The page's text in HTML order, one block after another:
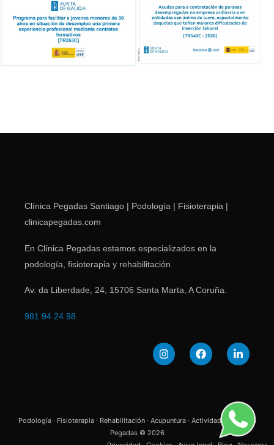
Clínica Pegadas Santiago | Podología | Fisioterapia |
clinicapegadas.com
En Clínica Pegadas estamos especializados en la
podología, fisioterapia y rehabilitación.
Av. da Liberdade, 24, 15706 Santa Marta, A Coruña.
981 94 24 98
Podología · Fisioterapia · Rehabilitación · Acupuntura · Actividades | Clínica
Pegadas © 2026